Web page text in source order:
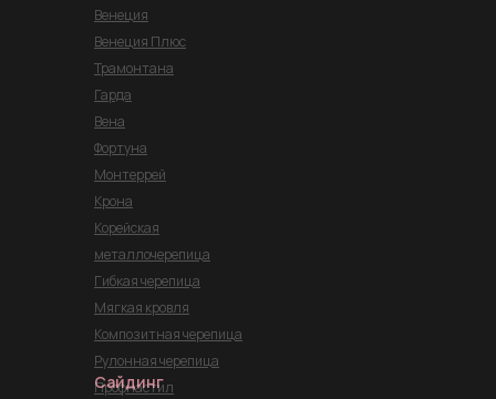
Сайдинг
Венеция
Венеция Плюс
Трамонтана
Гарда
Вена
Фортуна
Монтеррей
Крона
Корейская
металлочерепица
Гибкая черепица
Мягкая кровля
Композитная черепица
Рулонная черепица
Профнастил